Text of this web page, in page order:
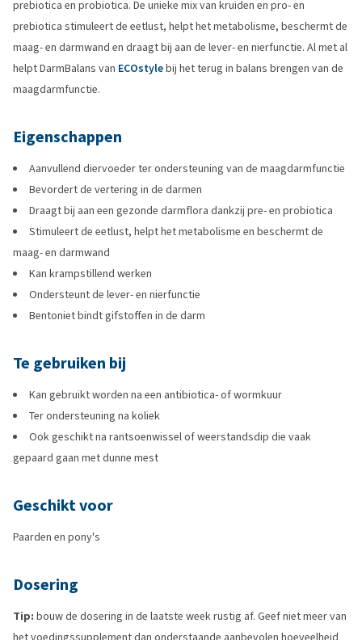
prebiotica en probiotica. De unieke mix van kruiden en pro- en
prebiotica stimuleert de eetlust, helpt het metabolisme, beschermt de
maag- en darmwand en draagt bij aan de lever- en nierfunctie. Al met al
helpt DarmBalans van ECOstylebij het terug in balans brengen van de
maagdarmfunctie.
Eigenschappen
Aanvullend diervoeder ter ondersteuning van de maagdarmfunctie
Bevordert de vertering in de darmen
Draagt bij aan een gezonde darmflora dankzij pre- en probiotica
Stimuleert de eetlust, helpt het metabolisme en beschermt de
maag- en darmwand
Kan krampstillend werken
Ondersteunt de lever- en nierfunctie
Bentoniet bindt gifstoffen in de darm
Te gebruiken bij
Kan gebruikt worden na een antibiotica- of wormkuur
Ter ondersteuning na koliek
Ook geschikt na rantsoenwissel of weerstandsdip die vaak
gepaard gaan met dunne mest
Geschikt voor
Paarden en pony's
Dosering
Tip: bouw de dosering in de laatste week rustig af. Geef niet meer van